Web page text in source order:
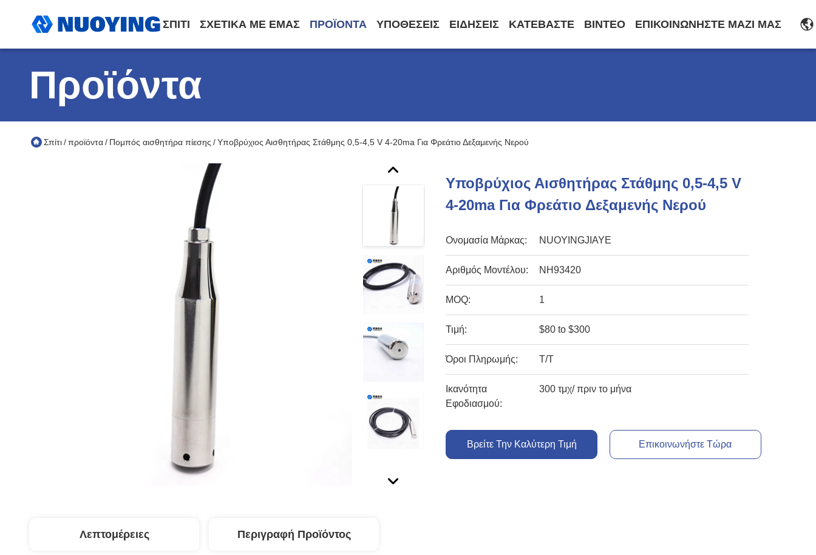
ΣΠΊΤΙ ΣΧΕΤΙΚΆ ΜΕ ΕΜΆΣ ΠΡΟΪΌΝΤΑ ΥΠΟΘΈΣΕΙΣ ΕΙΔΉΣΕΙΣ ΚΑΤΕΒΆΣΤΕ ΒΊΝΤΕΟ ΕΠΙΚΟΙΝΩΝΉΣΤΕ ΜΑΖΊ ΜΑΣ
Προϊόντα
Σπίτι/προϊόντα/ Πομπός αισθητήρα πίεσης /Υποβρύχιος Αισθητήρας Στάθμης 0,5-4,5 V 4-20ma Για Φρεάτιο Δεξαμενής Νερού
Υποβρύχιος Αισθητήρας Στάθμης 0,5-4,5 V
4-20ma Για Φρεάτιο Δεξαμενής Νερού
Ονομασία Μάρκας: NUOYINGJIAYE
Αριθμός Μοντέλου: NH93420
MOQ: 1
Τιμή: $80 to $300
Όροι Πληρωμής: T/T
Ικανότητα
Εφοδιασμού:
300 τμχ/ πριν το μήνα
Βρείτε Την Καλύτερη Τιμή Επικοινωνήστε Τώρα
Λεπτομέρειες Περιγραφή Προϊόντος